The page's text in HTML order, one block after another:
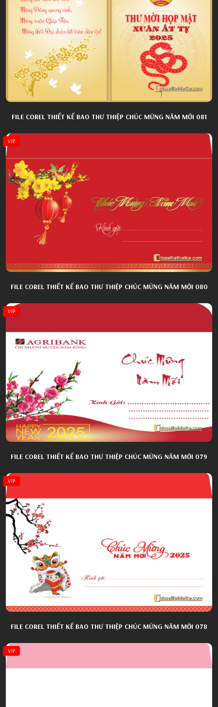
FILE COREL THIẾT KẾ BAO THƯ THIỆP CHÚC MỪNG NĂM MỚI 081
VIP
FILE COREL THIẾT KẾ BAO THƯ THIỆP CHÚC MỪNG NĂM MỚI 080
VIP
FILE COREL THIẾT KẾ BAO THƯ THIỆP CHÚC MỪNG NĂM MỚI 079
VIP
FILE COREL THIẾT KẾ BAO THƯ THIỆP CHÚC MỪNG NĂM MỚI 078
VIP